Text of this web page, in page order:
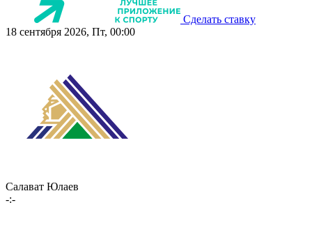
Сделать ставку
18 сентября 2026, Пт, 00:00
Салават Юлаев
-:-